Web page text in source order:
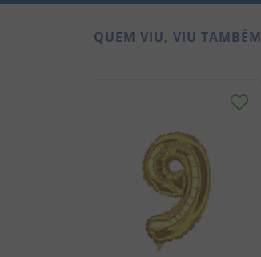
QUEM VIU, VIU TAMBÉM